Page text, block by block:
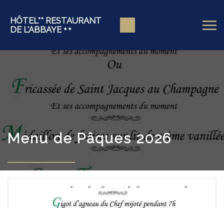
HÔTEL** RESTAURANT
DE L'ABBAYE
Menu de Pâques 2026